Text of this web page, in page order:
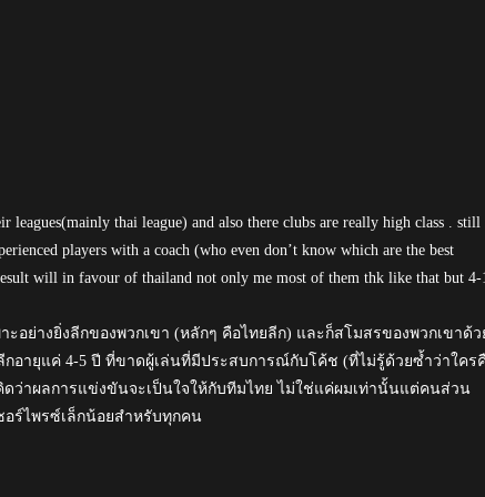
leagues(mainly thai league) and also there clubs are really high class . still
players with a coach (who even don’t know which are the best
will in favour of thailand not only me most of them thk like that but 4-
ย่างยิ่งลีกของพวกเขา (หลักๆ คือไทยลีก) และก็สโมสรของพวกเขาด้ว
อายุแค่ 4-5 ปี ที่ขาดผู้เล่นที่มีประสบการณ์กับโค้ช (ที่ไม่รู้ด้วยซ้ำว่าใคร
ว่าผลการแข่งขันจะเป็นใจให้กับทีมไทย ไม่ใช่แค่ผมเท่านั้นแต่คนส่วน
อร์ไพรซ์เล็กน้อยสำหรับทุกคน